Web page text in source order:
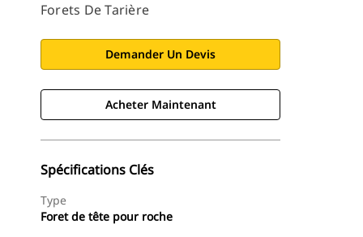
Forets De Tarière
Demander Un Devis
Acheter Maintenant
Spécifications Clés
Type
Foret de tête pour roche